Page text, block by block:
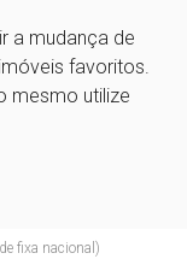
a mudança de
favoritos.
mesmo utilize
fixa nacional)